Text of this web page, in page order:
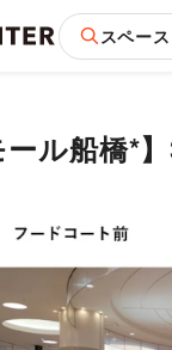
スペー
ール船橋*